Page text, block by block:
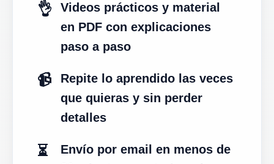
👌
Videos prácticos y material
en PDF con explicaciones
paso a paso
📹
Repite lo aprendido las veces
que quieras y sin perder
detalles
⏳
Envío por email en menos de